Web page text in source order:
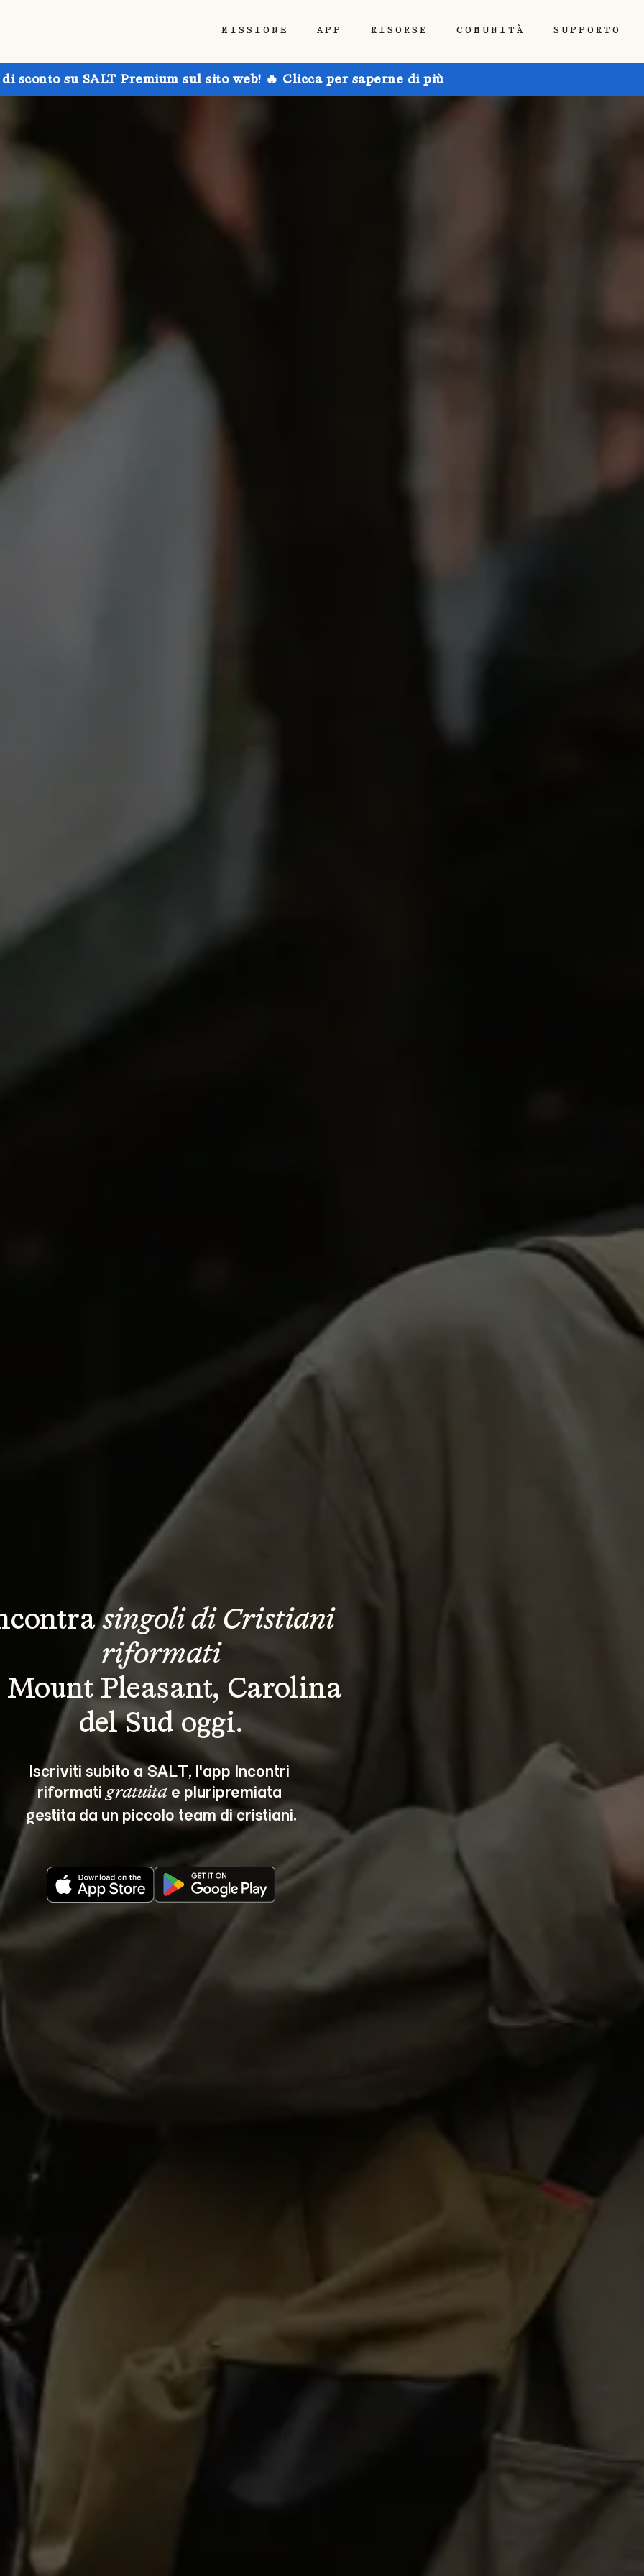
MISSIONE APP RISORSE COMUNITÀ SUPPORTO
sconto su SALT Premium sul sito web! 🔥 Clicca per saperne di più
singoli di Cristiani
riformati
Pleasant, Carolina
del Sud oggi.
Iscriviti subito a SALT, l'app Incontri
riformati gratuita e pluripremiata
gestita da un piccolo team di cristiani.